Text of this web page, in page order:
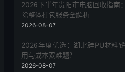
2026下半年贵阳市电脑回收指南
除整体打包服务全解析
2026-08-07
2026年度优选：湖北硅PU材料
用与成本双难题？
2026-08-07